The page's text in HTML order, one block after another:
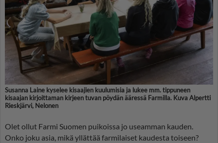
Susanna Laine kyselee kisaajien kuulumisia ja lukee mm. tippuneen
kisaajan kirjoittaman kirjeen tuvan pöydän ääressä Farmilla. Kuva Alpertti
Rieskjärvi, Nelonen
Olet ollut Farmi Suomen puikoissa jo useamman kauden.
Onko joku asia, mikä yllättää farmilaiset kaudesta toiseen?